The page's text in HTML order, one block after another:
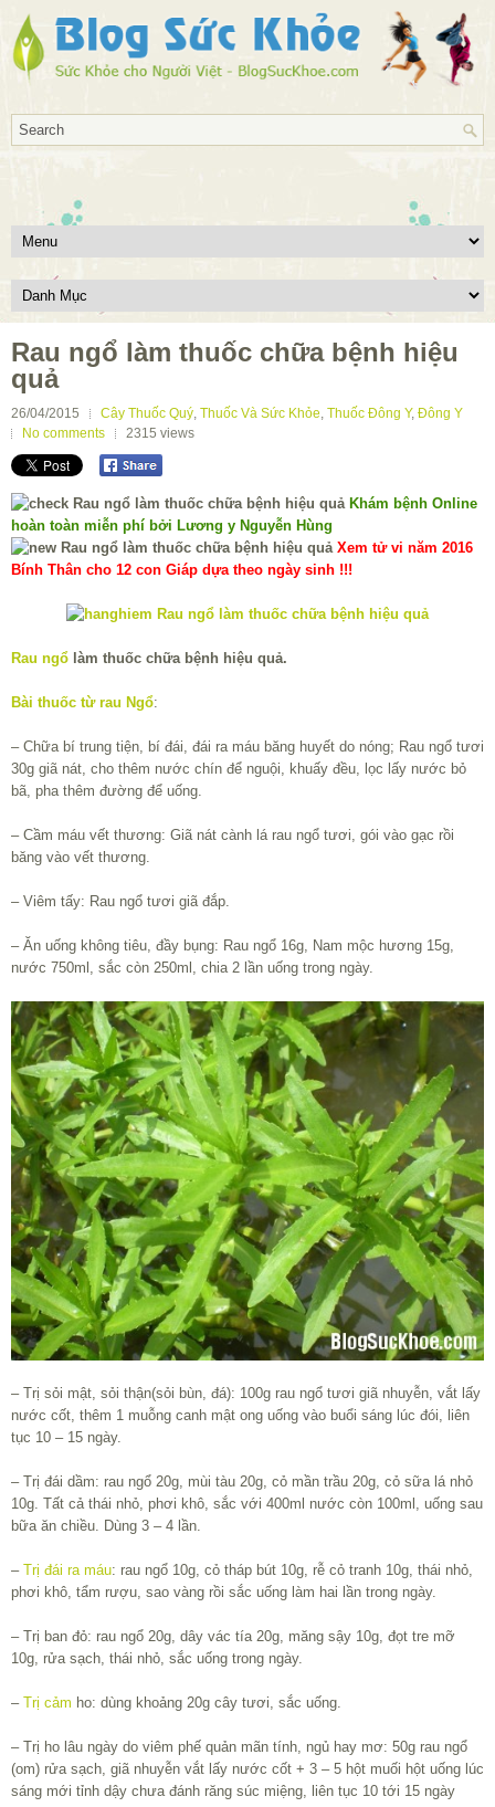
Rau ngổ làm thuốc chữa bệnh hiệu
quả
26/04/2015 Cây Thuốc Quý, Thuốc Và Sức Khỏe, Thuốc Đông Y, Đông Y
No comments
2315 views
Khám bệnh Online
hoàn toàn miễn phí bởi Lương y Nguyễn Hùng
Xem tử vi năm 2016
Bính Thân cho 12 con Giáp dựa theo ngày sinh !!!
Rau ngổ làm thuốc chữa bệnh hiệu quả.
Bài thuốc từ rau Ngổ:
– Chữa bí trung tiện, bí đái, đái ra máu băng huyết do nóng; Rau ngổ tươi
30g giã nát, cho thêm nước chín để nguội, khuấy đều, lọc lấy nước bỏ
bã, pha thêm đường để uống.
– Cầm máu vết thương: Giã nát cành lá rau ngổ tươi, gói vào gạc rồi
băng vào vết thương.
– Viêm tấy: Rau ngổ tươi giã đắp.
– Ăn uống không tiêu, đầy bụng: Rau ngổ 16g, Nam mộc hương 15g,
nước 750ml, sắc còn 250ml, chia 2 lần uống trong ngày.
– Trị sỏi mật, sỏi thận(sỏi bùn, đá): 100g rau ngổ tươi giã nhuyễn, vắt lấy
nước cốt, thêm 1 muỗng canh mật ong uống vào buổi sáng lúc đói, liên
tục 10 – 15 ngày.
– Trị đái dầm: rau ngổ 20g, mùi tàu 20g, cỏ mần trầu 20g, cỏ sữa lá nhỏ
10g. Tất cả thái nhỏ, phơi khô, sắc với 400ml nước còn 100ml, uống sau
bữa ăn chiều. Dùng 3 – 4 lần.
– Trị đái ra máu: rau ngổ 10g, cỏ tháp bút 10g, rễ cỏ tranh 10g, thái nhỏ,
phơi khô, tẩm rượu, sao vàng rồi sắc uống làm hai lần trong ngày.
– Trị ban đỏ: rau ngổ 20g, dây vác tía 20g, măng sậy 10g, đọt tre mỡ
10g, rửa sạch, thái nhỏ, sắc uống trong ngày.
– Trị cảm ho: dùng khoảng 20g cây tươi, sắc uống.
– Trị ho lâu ngày do viêm phế quản mãn tính, ngủ hay mơ: 50g rau ngổ
(om) rửa sạch, giã nhuyễn vắt lấy nước cốt + 3 – 5 hột muối hột uống lúc
sáng mới tỉnh dậy chưa đánh răng súc miệng, liên tục 10 tới 15 ngày